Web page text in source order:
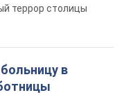
террор столицы
в